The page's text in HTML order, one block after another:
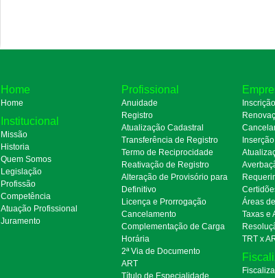
Home
Home
Institucional
Missão
Historia
Quem Somos
Legislação
Profissão
Competência
Atuação Profissional
Juramento
Profissional
Anuidade
Registro
Atualização Cadastral
Transferência de Registro
Termo de Reciprocidade
Reativação de Registro
Alteração de Provisório para
Definitivo
Licença e Prorrogação
Cancelamento
Complementação de Carga
Horária
2ª Via de Documento
ART
Título de Especialidade
Inscrição
Áreas
Taxas e
TRT x